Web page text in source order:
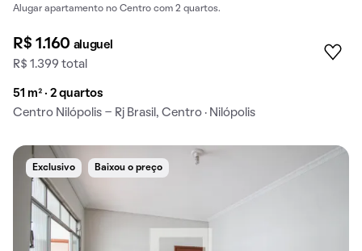
Alugar apartamento no Centro com 2 quartos.
R$ 1.160 aluguel
R$ 1.399 total
51 m² · 2 quartos
Centro Nilópolis - Rj Brasil, Centro · Nilópolis
Exclusivo Baixou o preço